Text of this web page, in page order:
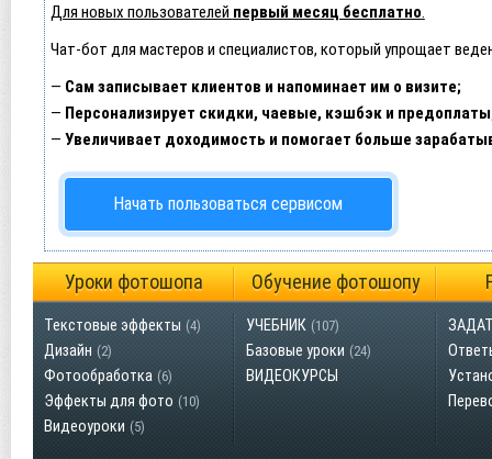
Для новых пользователей первый месяц бесплатно.
Чат-бот для мастеров и специалистов, который упрощает
— Сам записывает клиентов и напоминает им о визите;
— Персонализирует скидки, чаевые, кэшбэк и
— Увеличивает доходимость и помогает больше
Начать пользоваться сервисом
Уроки фотошопа Обучение фотошопу
Текстовые эффекты (4)
Дизайн (2)
Фотообработка (6)
Эффекты для фото (10)
Видеоуроки (5)
УЧЕБНИК (107)
Базовые уроки (24)
ВИДЕОКУРСЫ